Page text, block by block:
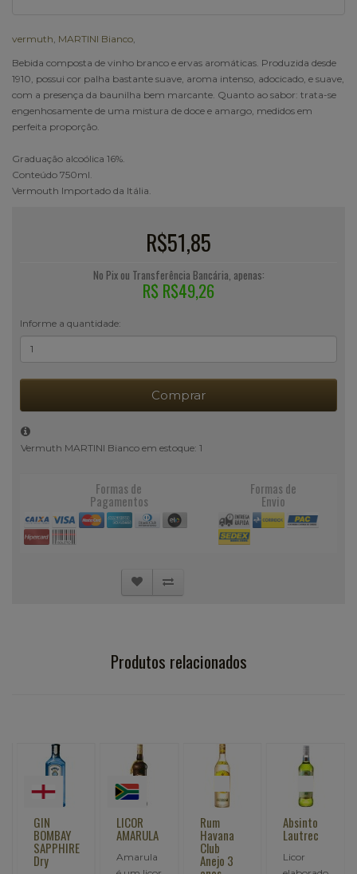
vermuth MARTINI Bianco
Bebida composta de vinho branco e ervas aromáticas. Produzida desde
1910, possui cor palha bastante suave, aroma intenso, adocicado, e suave,
com a presença da baunilha bem marcante. Quanto ao sabor: trata-se
engenhosamente de uma mistura de doce e amargo, medidos em
perfeita proporção.
Graduação alcoólica 16%.
Conteúdo 750ml.
Vermouth Importado da Itália.
R$51,85
No Pix ou Transferência Bancária, apenas:
R$ R$49,26
Informe a quantidade:
Comprar
Vermuth MARTINI Bianco em estoque: 1
Formas de
Pagamentos
Formas de
Envio
Produtos relacionados
GIN
BOMBAY
SAPPHIRE
Dry
LICOR
AMARULA
Amarula
Rum
Havana
Club
Anejo 3
Absinto
Lautrec
Licor